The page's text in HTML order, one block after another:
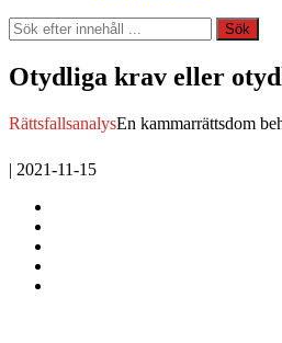
Sök
Sök
Otydliga krav eller
RättsfallsanalysEn kammarrättsdom
| 2021-11-15